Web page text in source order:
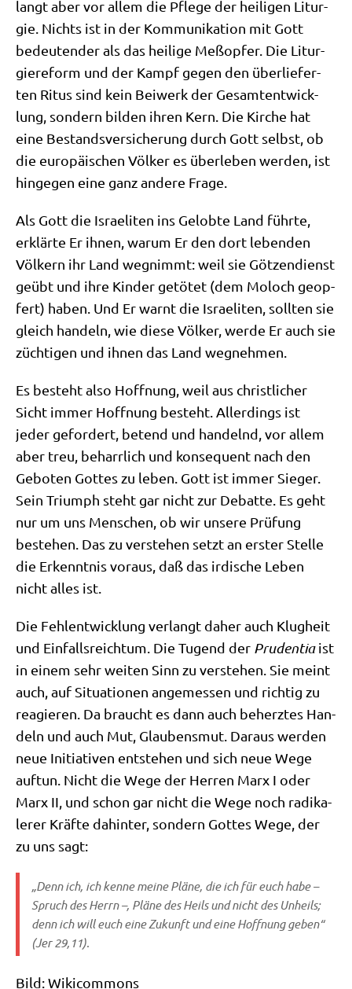
langt aber vor allem die Pfle­ge der hei­li­gen Lit­ur­
gie. Nichts ist in der Kom­mu­ni­ka­ti­on mit Gott
bedeu­ten­der als das hei­li­ge Meß­op­fer. Die Lit­ur­
gie­re­form und der Kampf gegen den über­lie­fer­
ten Ritus sind kein Bei­werk der Gesamt­ent­wick­
lung, son­dern bil­den ihren Kern. Die Kir­che hat
eine Bestands­ver­si­che­rung durch Gott selbst, ob
die euro­päi­schen Völ­ker es über­le­ben wer­den, ist
hin­ge­gen eine ganz ande­re Frage.
Als Gott die Israe­li­ten ins Gelob­te Land führ­te,
erklär­te Er ihnen, war­um Er den dort leben­den
Völ­kern ihr Land weg­nimmt: weil sie Göt­zen­dienst
geübt und ihre Kin­der getö­tet (dem Moloch geop­
fert) haben. Und Er warnt die Israe­li­ten, soll­ten sie
gleich han­deln, wie die­se Völ­ker, wer­de Er auch sie
züch­ti­gen und ihnen das Land wegnehmen.
Es besteht also Hoff­nung, weil aus christ­li­cher
Sicht immer Hoff­nung besteht. Aller­dings ist
jeder gefor­dert, betend und han­delnd, vor allem
aber treu, beharr­lich und kon­se­quent nach den
Gebo­ten Got­tes zu leben. Gott ist immer Sie­ger.
Sein Tri­umph steht gar nicht zur Debat­te. Es geht
nur um uns Men­schen, ob wir unse­re Prü­fung
bestehen. Das zu ver­ste­hen setzt an erster Stel­le
die Erkennt­nis vor­aus, daß das irdi­sche Leben
nicht alles ist.
Die Fehl­ent­wick­lung ver­langt daher auch Klug­heit
und Ein­falls­reich­tum. Die Tugend der Pru­den­tiaist
in einem sehr wei­ten Sinn zu ver­ste­hen. Sie meint
auch, auf Situa­tio­nen ange­mes­sen und rich­tig zu
reagie­ren. Da braucht es dann auch beherz­tes Han­
deln und auch Mut, Glau­bens­mut. Dar­aus wer­den
neue Initia­ti­ven ent­ste­hen und sich neue Wege
auf­tun. Nicht die Wege der Her­ren Marx I oder
Marx II, und schon gar nicht die Wege noch radi­ka­
le­rer Kräf­te dahin­ter, son­dern Got­tes Wege, der
zu uns sagt:
„Denn ich, ich ken­ne mei­ne Plä­ne, die ich für euch habe –
Spruch des Herrn –, Plä­ne des Heils und nicht des Unheils;
denn ich will euch eine Zukunft und eine Hoff­nung geben“
(Jer 29,11).
Bild: Wiki­com­mons